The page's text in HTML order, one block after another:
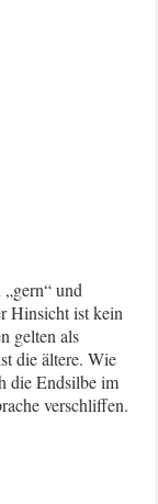
und
Hinsicht ist kein
gelten als
die ältere. Wie
die Endsilbe im
verschliffen.